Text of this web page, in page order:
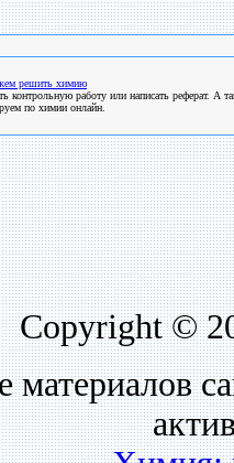
решить химию
контрольную работу или написать реферат. А
по химии онлайн.
Copyright ©
материалов